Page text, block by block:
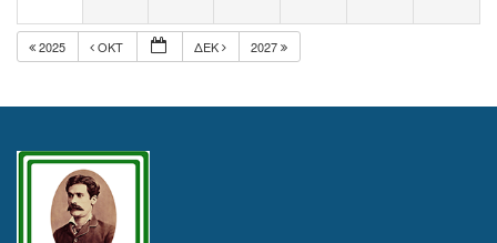
2025 ΟΚΤ ΔΕΚ 2027